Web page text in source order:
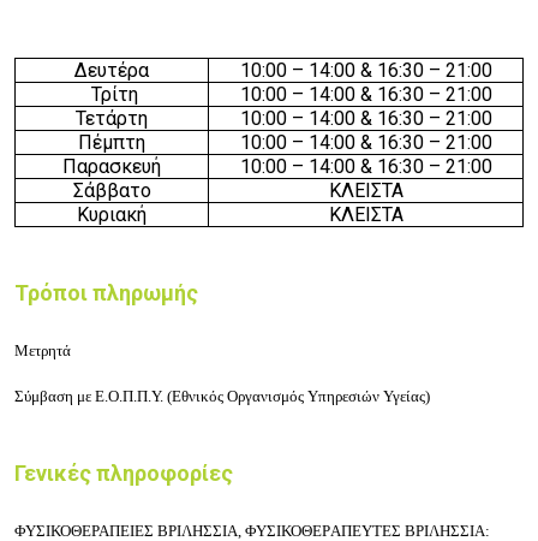
Δευτέρα 10:00 – 14:00& 16:30 – 21:00
Τρίτη
10:00 – 14:00& 16:30 – 21:00
Τετάρτη
10:00 – 14:00& 16:30 – 21:00
Πέμπτη
10:00 – 14:00& 16:30 – 21:00
Παρασκευή
10:00 – 14:00& 16:30 – 21:00
Σάββατο
ΚΛΕΙΣΤΑ
Κυριακή
ΚΛΕΙΣΤΑ
Τρόποι πληρωμής
Μετρητά
Σύμβαση με Ε.Ο.Π.Π.Υ. (Εθνικός Οργανισμός Υπηρεσιών Υγείας)
Γενικές πληροφορίες
ΦΥΣΙΚΟΘΕΡΑΠΕΙΕΣ ΒΡΙΛΗΣΣΙΑ, ΦΥΣΙΚΟΘΕΡAΠΕΥΤΕΣ ΒΡΙΛΗΣΣΙΑ: